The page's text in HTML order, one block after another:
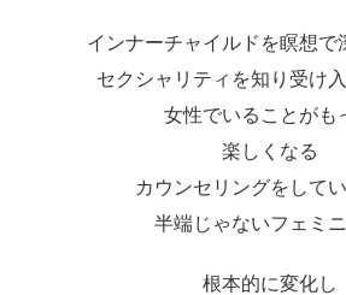
インナーチャイルドを瞑想で
セクシャリティを知り受け
女性でいることがも
楽しくなる
カウンセリングをしてい
半端じゃないフェミ
根本的に変化し